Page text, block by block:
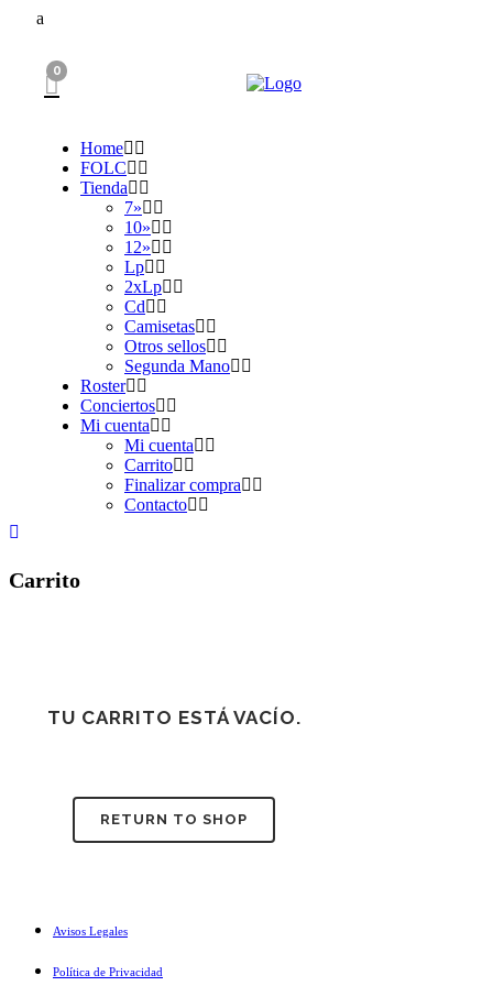
0
Home
FOLC
Tienda
7»
10»
12»
Lp
2xLp
Cd
Camisetas
Otros sellos
Segunda Mano
Roster
Conciertos
Mi cuenta
Mi cuenta
Carrito
Finalizar compra
Contacto
Carrito
TU CARRITO ESTÁ VACÍO.
RETURN TO SHOP
Avisos Legales
Política de Privacidad